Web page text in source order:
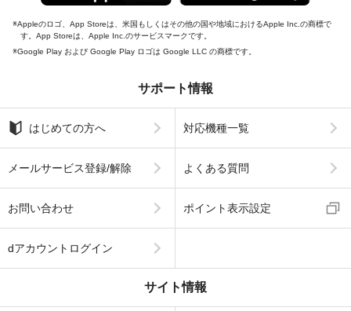
Appleのロゴ、App Storeは、米国もしくはその他の国や地域におけるApple Inc.の商標で
す。App Storeは、Apple Inc.のサービスマークです。
Google Play および Google Play ロゴは Google LLC の商標です。
サポート情報
はじめての方へ 対応機種一覧
メールサービス登録/解除 よくある質問
お問い合わせ ポイント表示設定
dアカウントログイン
サイト情報